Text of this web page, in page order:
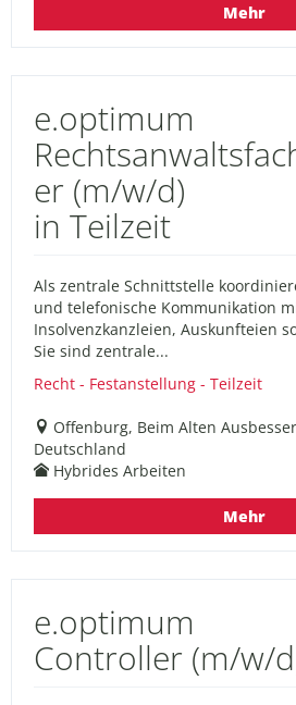
Mehr
e.optimum
er (m/w/d)
in Teilzeit
Als zentrale Schnittstelle
und telefonische Kommunikation
Insolvenzkanzleien, Auskunfteien
Sie sind zentrale...
Recht - Festanstellung - Teilzeit
Offenburg, Beim Alten
Deutschland
Hybrides Arbeiten
Mehr
e.optimum
Controller (m/w/